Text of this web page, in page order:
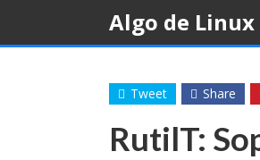
content
Algo de Linux
Tweet Share
RutilT: